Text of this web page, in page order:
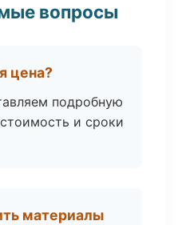
вопросы
цена?
подробную
и сроки
материалы